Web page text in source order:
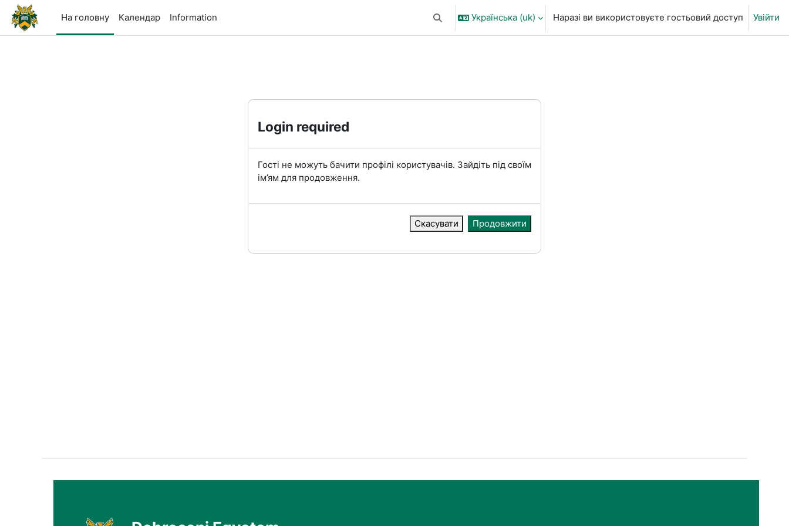
Перейти до головного вмісту
На головну
Календар Information Переключити введення пошуку
Українська ‎(uk)‎ Наразі ви використовуєте гостьовий доступ Увійти
Login required
Гості не можуть бачити профілі користувачів. Зайдіть під своїм
ім’ям для продовження.
Скасувати Продовжити